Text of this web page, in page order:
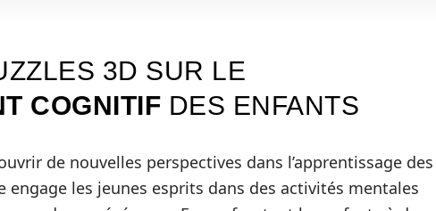
3D SUR LE
COGNITIF DES ENFANTS
de nouvelles perspectives dans l’apprentissage des
les jeunes esprits dans des activités mentales